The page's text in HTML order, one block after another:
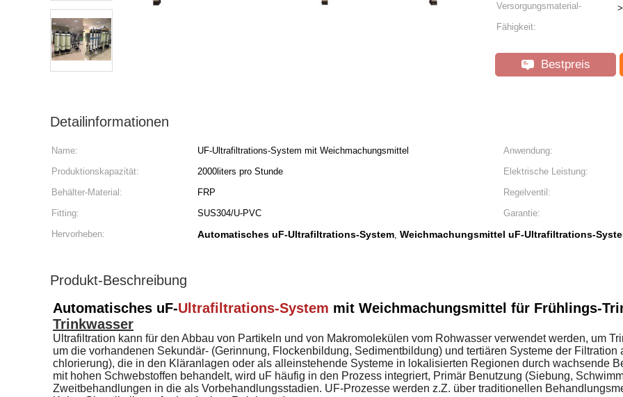
Versorgungsmaterial-
Fähigkeit:
Bestpreis
Detailinformationen
Name: UF-Ultrafiltrations-System mit Weichmachungsmittel Anwendung:
Produktionskapazität:
2000liters pro Stunde Elektrische Leistung:
Behälter-Material:
FRP Regelventil:
Fitting:
SUS304/U-PVC Garantie:
Hervorheben:
Automatisches uF-Ultrafiltrations-System, Weichmachungsmittel uF-Ultrafiltrations-
Produkt-Beschreibung
Automatisches uF-Ultrafiltrations-System mit Weichmachungsmittel für Frühlings-
Trinkwasser
Ultrafiltration kann für den Abbau von Partikeln und von Makromolekülen vom Rohwasser verwendet werden, um
um die vorhandenen Sekundär- (Gerinnung, Flockenbildung, Sedimentbildung) und tertiären Systeme der
chlorierung), die in den Kläranlagen oder als alleinstehende Systeme in lokalisierten Regionen durch wachsende
mit hohen Schwebstoffen behandelt, wird uF häufig in den Prozess integriert, Primär Benutzung (Siebung,
Zweitbehandlungen in die als Vorbehandlungsstadien. UF-Prozesse werden z.Z. über traditionellen